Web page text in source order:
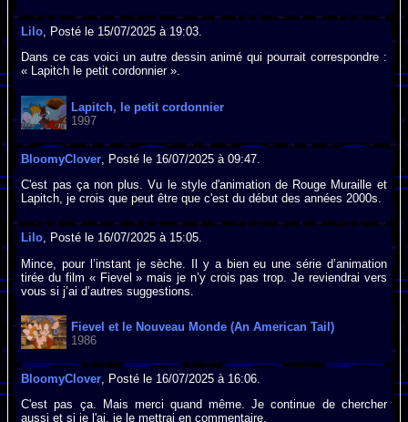
Lilo , Posté le 15/07/2025 à 19:03.
Dans ce cas voici un autre dessin animé qui pourrait correspondre :
« Lapitch le petit cordonnier ».
Lapitch, le petit cordonnier
1997
BloomyClover , Posté le 16/07/2025 à 09:47.
C'est pas ça non plus. Vu le style d'animation de Rouge Muraille et
Lapitch, je crois que peut être que c'est du début des années 2000s.
Lilo, Posté le 16/07/2025 à 15:05.
Mince, pour l’instant je sèche. Il y a bien eu une série d’animation
tirée du film « Fievel » mais je n’y crois pas trop. Je reviendrai vers
vous si j’ai d’autres suggestions.
Fievel et le Nouveau Monde (An American Tail)
1986
BloomyClover , Posté le 16/07/2025 à 16:06.
C'est pas ça. Mais merci quand même. Je continue de chercher
aussi et si je l'ai, je le mettrai en commentaire.